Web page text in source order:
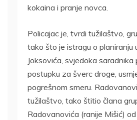
kokaina i pranje novca.
Policajac je, tvrdi tužilaštvo,
tako što je istragu o planiranju
Joksovića, svjedoka saradnika
postupku za šverc droge,
pogrešnom smeru.
tužilaštvo, tako štitio člana
Radovanovića (ranije Mišić)